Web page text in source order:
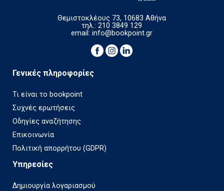
Θεμιστοκλέους 73, 10683 Αθήνα
τηλ.: 210 3849 129
email:info@bookpoint.gr
Γενικές πληροφορίες
Τι είναι το bookpoint
Συχνές ερωτήσεις
Οδηγίες αναζήτησης
Επικοινωνία
Πολιτική απορρήτου (GDPR)
Υπηρεσίες
Δημιουργία λογαριασμού